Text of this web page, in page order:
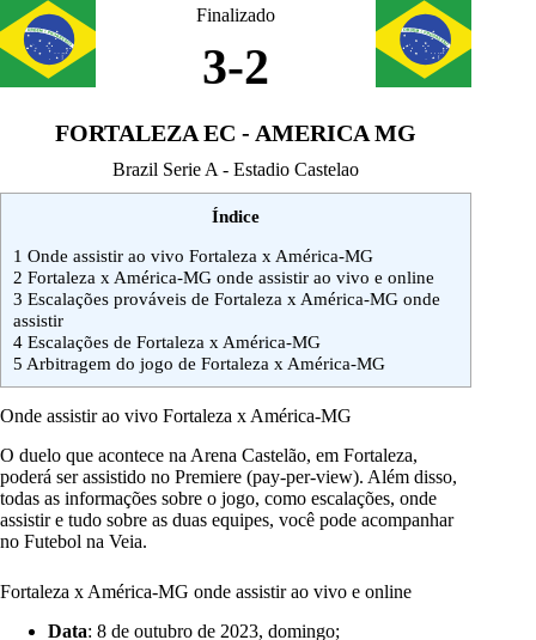
Finalizado
3-2
FORTALEZA EC - AMERICA MG
Brazil Serie A - Estadio Castelao
Índice
1 Onde assistir ao vivo Fortaleza x América-MG
2 Fortaleza x América-MG onde assistir ao vivo e online
3 Escalações prováveis de Fortaleza x América-MG onde
assistir
4 Escalações de Fortaleza x América-MG
5 Arbitragem do jogo de Fortaleza x América-MG
Onde assistir ao vivo Fortaleza x América-MG
O duelo que acontece na Arena Castelão, em Fortaleza,
poderá ser assistido no Premiere (pay-per-view). Além disso,
todas as informações sobre o jogo, como escalações, onde
assistir e tudo sobre as duas equipes, você pode acompanhar
no Futebol na Veia.
Fortaleza x América-MG onde assistir ao vivo e online
Data: 8 de outubro de 2023, domingo;